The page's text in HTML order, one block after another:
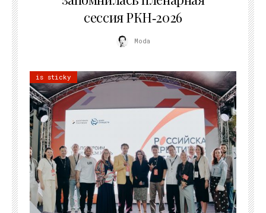
сессия РКН‑2026
Moda
is sticky